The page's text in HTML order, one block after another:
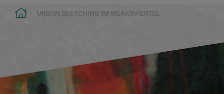
URBAN SKETCHING IM WERKSVIERTEL